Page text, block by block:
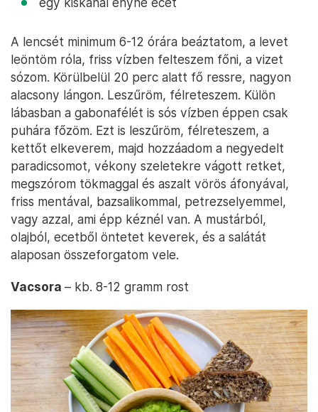
A lencsét minimum 6-12 órára beáztatom, a levet
leöntöm róla, friss vízben felteszem főni, a vizet
sózom. Körülbelül 20 perc alatt fő ressre, nagyon
alacsony lángon. Leszűröm, félreteszem. Külön
lábasban a gabonafélét is sós vízben éppen csak
puhára főzöm. Ezt is leszűröm, félreteszem, a
kettőt elkeverem, majd hozzáadom a negyedelt
paradicsomot, vékony szeletekre vágott retket,
megszórom tökmaggal és aszalt vörös áfonyával,
friss mentával, bazsalikommal, petrezselyemmel,
vagy azzal, ami épp kéznél van. A mustárból,
olajból, ecetből öntetet keverek, és a salátát
alaposan összeforgatom vele.
Vacsora – kb. 8-12 gramm rost